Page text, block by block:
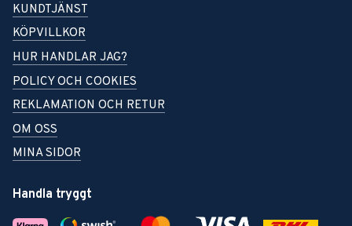
KUNDTJÄNST
KÖPVILLKOR
HUR HANDLAR JAG?
POLICY OCH COOKIES
REKLAMATION OCH RETUR
OM OSS
MINA SIDOR
Handla tryggt